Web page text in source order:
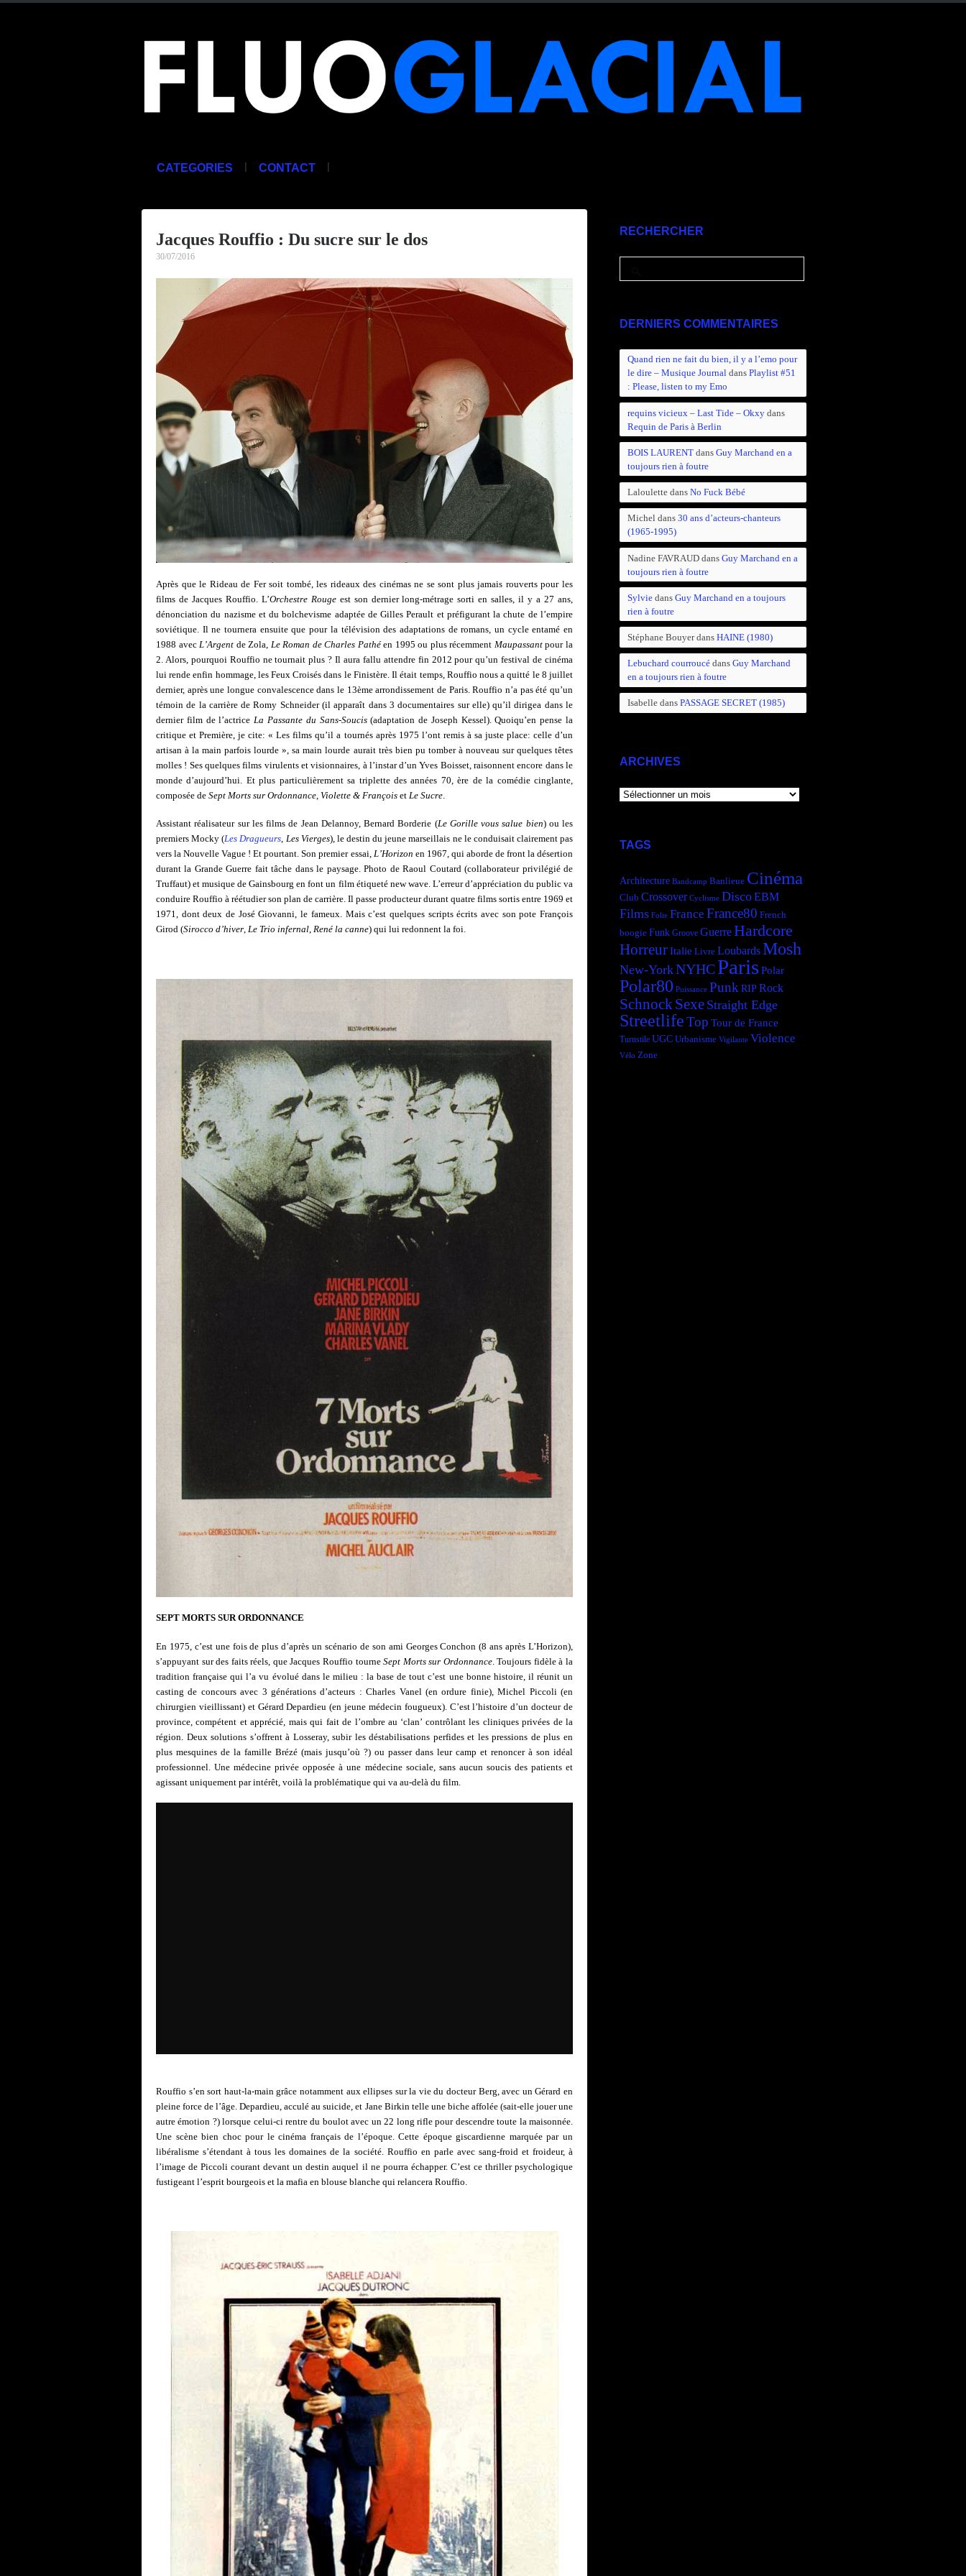
CATEGORIES | CONTACT |
Jacques Rouffio : Du sucre sur le dos
30/07/2016
Après que le Rideau de Fer soit tombé, les rideaux des cinémas ne se sont plus jamais rouverts pour les
films de Jacques Rouffio. L’Orchestre Rougeest son dernier long-métrage sorti en salles, il y a 27 ans,
dénonciation du nazisme et du bolchevisme adaptée de Gilles Perault et préfigurant la chute de l’empire
soviétique. Il ne tournera ensuite que pour la télévision des adaptations de romans, un cycle entamé en
1988 avec L’Argent de Zola, Le Roman de Charles Pathéen 1995 ou plus récemment Maupassantpour la
2. Alors, pourquoi Rouffio ne tournait plus ? Il aura fallu attendre fin 2012 pour qu’un festival de cinéma
lui rende enfin hommage, les Feux Croisés dans le Finistère. Il était temps, Rouffio nous a quitté le 8 juillet
dernier, après une longue convalescence dans le 13ème arrondissement de Paris. Rouffio n’a pas été qu’un
témoin de la carrière de Romy Schneider (il apparaît dans 3 documentaires sur elle) qu’il dirigea dans le
dernier film de l’actrice La Passante du Sans-Soucis(adaptation de Joseph Kessel). Quoiqu’en pense la
critique et Première, je cite: « Les films qu’il a tournés après 1975 l’ont remis à sa juste place: celle d’un
artisan à la main parfois lourde », sa main lourde aurait très bien pu tomber à nouveau sur quelques têtes
molles ! Ses quelques films virulents et visionnaires, à l’instar d’un Yves Boisset, raisonnent encore dans le
monde d’aujourd’hui. Et plus particulièrement sa triplette des années 70, ère de la comédie cinglante,
composée de Sept Morts sur Ordonnance Violette & François et Le Sucre
Assistant réalisateur sur les films de Jean Delannoy, Bernard Borderie (Le Gorille vous salue bien) ou les
premiers Mocky (Les Dragueurs, Les Vierges), le destin du jeune marseillais ne le conduisait clairement pas
vers la Nouvelle Vague ! Et pourtant. Son premier essai, L’Horizon en 1967, qui aborde de front la désertion
durant la Grande Guerre fait tâche dans le paysage. Photo de Raoul Coutard (collaborateur privilégié de
Truffaut) et musique de Gainsbourg en font un film étiqueté new wave. L’erreur d’appréciation du public va
conduire Rouffio à réétudier son plan de carrière. Il passe producteur durant quatre films sortis entre 1969 et
1971, dont deux de José Giovanni, le fameux. Mais c’est quelques scripts écrits avec son pote François
Girod (Sirocco d’hiver, Le Trio infernal, René la canne) qui lui redonnent la foi.
SEPT MORTS SUR ORDONNANCE
En 1975, c’est une fois de plus d’après un scénario de son ami Georges Conchon (8 ans après L’Horizon),
s’appuyant sur des faits réels, que Jacques Rouffio tourneSept Morts sur Ordonnance. Toujours fidèle à la
tradition française qui l’a vu évolué dans le milieu : la base de tout c’est une bonne histoire, il réunit un
casting de concours avec 3 générations d’acteurs : Charles Vanel (en ordure finie), Michel Piccoli (en
chirurgien vieillissant) et Gérard Depardieu (en jeune médecin fougueux). C’est l’histoire d’un docteur de
province, compétent et apprécié, mais qui fait de l’ombre au ‘clan’ contrôlant les cliniques privées de la
région. Deux solutions s’offrent à Losseray, subir les déstabilisations perfides et les pressions de plus en
plus mesquines de la famille Brézé (mais jusqu’où ?) ou passer dans leur camp et renoncer à son idéal
professionnel. Une médecine privée opposée à une médecine sociale, sans aucun soucis des patients et
agissant uniquement par intérêt, voilà la problématique qui va au-delà du film.
Rouffio s’en sort haut-la-main grâce notamment aux ellipses sur la vie du docteur Berg, avec un Gérard en
pleine force de l’âge. Depardieu, acculé au suicide, et Jane Birkin telle une biche affolée (sait-elle jouer une
autre émotion ?) lorsque celui-ci rentre du boulot avec un 22 long rifle pour descendre toute la maisonnée.
Une scène bien choc pour le cinéma français de l’époque. Cette époque giscardienne marquée par un
libéralisme s’étendant à tous les domaines de la société. Rouffio en parle avec sang-froid et froideur, à
l’image de Piccoli courant devant un destin auquel il ne pourra échapper. C’est ce thriller psychologique
fustigeant l’esprit bourgeois et la mafia en blouse blanche qui relancera Rouffio.
RECHERCHER
DERNIERS COMMENTAIRES
Quand rien ne fait du bien, il y a l’emo pour
le dire – Musique Journaldans Playlist #51
: Please, listen to my Emo
requins vicieux – Last Tide – Okxydans
Requin de Paris à Berlin
BOIS LAURENTdans Guy Marchand en a
toujours rien à foutre
Laloulettedans No Fuck Bébé
Micheldans 30 ans d’acteurs-chanteurs
(1965-1995)
Nadine FAVRAUDdans Guy Marchand en a
toujours rien à foutre
Sylviedans Guy Marchand en a toujours
rien à foutre
Stéphane Bouyerdans HAINE (1980)
Lebuchard courroucédans Guy Marchand
en a toujours rien à foutre
Isabelledans PASSAGE SECRET (1985)
ARCHIVES
ARCHIVES
TAGS
Architecture Bandcamp Banlieue Cinéma
Club Crossover Cyclisme DiscoEBM
Films Folie France France80 French
boogie Funk Groove GuerreHardcore
HorreurItalie Livre LoubardsMosh
New-YorkNYHCParisPolar
Polar80 Puissance Punk RIPRock
Schnock Sexe Straight Edge
StreetlifeTop Tour de France
Turnstile UGC Urbanisme Vigilante Violence
Vélo Zone